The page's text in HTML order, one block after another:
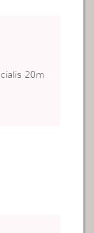
cialis 20m